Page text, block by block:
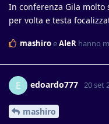
In conferenza Gila
per volta e testa
mashiroeAleR hanno
E edoardo777 20 set
mashiro